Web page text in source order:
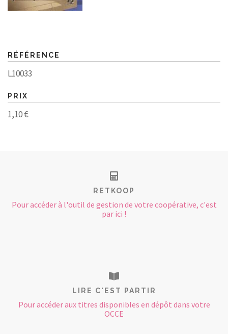
RÉFÉRENCE
L10033
PRIX
1,10 €
RETKOOP
Pour accéder à l'outil de gestion de votre coopérative, c'est
par ici !
LIRE C'EST PARTIR
Pour accéder aux titres disponibles en dépôt dans votre
OCCE